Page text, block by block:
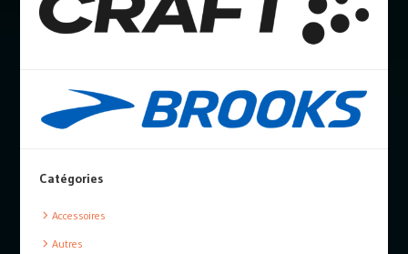
Catégories
Accessoires
Autres